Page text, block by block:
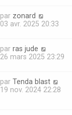
par zonard
03 avr. 2025 20:33
par ras jude
26 mars 2025 23:29
par Tenda blast
19 nov. 2024 22:28